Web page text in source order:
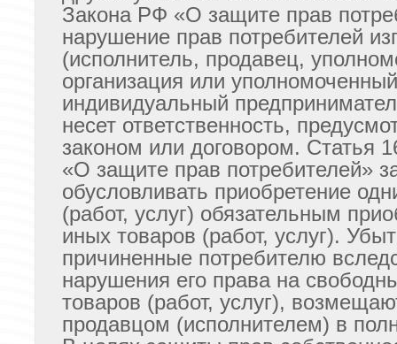
Закона РФ «О защите прав
нарушение прав потребителей
(исполнитель, продавец,
организация или уполномоченный
индивидуальный
несет ответственность,
законом или договором. Статья
«О защите прав потребителей»
обусловливать приобретение
(работ, услуг) обязательным
иных товаров (работ, услуг).
причиненные потребителю
нарушения его права на
товаров (работ, услуг),
продавцом (исполнителем) в